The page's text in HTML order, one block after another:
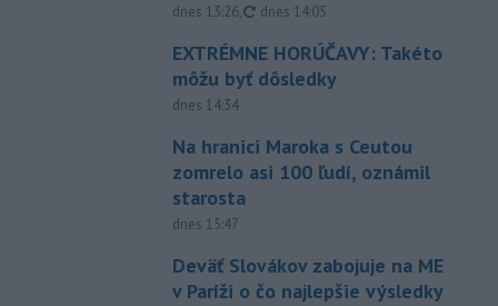
dnes 13:26, aktualizované
dnes 14:05
EXTRÉMNE HORÚČAVY: Takéto
môžu byť dôsledky
dnes 14:34
Na hranici Maroka s Ceutou
zomrelo asi 100 ľudí, oznámil
starosta
dnes 15:47
Deväť Slovákov zabojuje na ME
v Paríži o čo najlepšie výsledky